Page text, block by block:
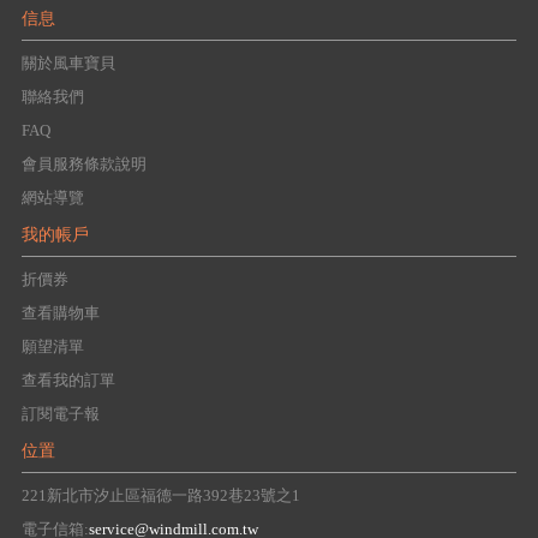
信息
關於風車寶貝
聯絡我們
FAQ
會員服務條款說明
網站導覽
我的帳戶
折價券
查看購物車
願望清單
查看我的訂單
訂閱電子報
位置
221新北市汐止區福德一路392巷23號之1
電子信箱:service@windmill.com.tw